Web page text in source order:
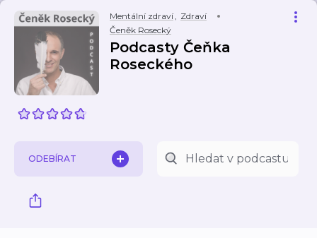
Mentální zdraví, Zdraví
Čeněk Rosecký
Podcasty Čeňka
Roseckého
ODEBÍRAT